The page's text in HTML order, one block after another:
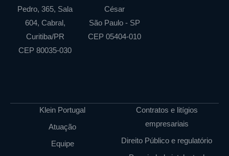
Pedro, 365, Sala
604, Cabral,
Curitiba/PR
CEP 80035-030
César
São Paulo - SP
CEP 05404-010
Klein Portugal
Atuação
Equipe
Contratos e litígios
empresariais
Direito Público e regulatório